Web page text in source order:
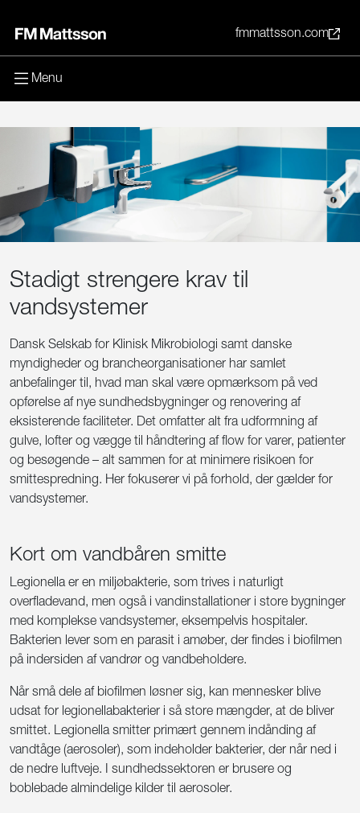
fmmattsson.com
Menu
Stadigt strengere krav til
vandsystemer
Dansk Selskab for Klinisk Mikrobiologi samt danske
myndigheder og brancheorganisationer har samlet
anbefalinger til, hvad man skal være opmærksom på ved
opførelse af nye sundhedsbygninger og renovering af
eksisterende faciliteter. Det omfatter alt fra udformning af
gulve, lofter og vægge til håndtering af flow for varer, patienter
og besøgende – alt sammen for at minimere risikoen for
smittespredning. Her fokuserer vi på forhold, der gælder for
vandsystemer.
Kort om vandbåren smitte
Legionella er en miljøbakterie, som trives i naturligt
overfladevand, men også i vandinstallationer i store bygninger
med komplekse vandsystemer, eksempelvis hospitaler.
Bakterien lever som en parasit i amøber, der findes i biofilmen
på indersiden af vandrør og vandbeholdere.
Når små dele af biofilmen løsner sig, kan mennesker blive
udsat for legionellabakterier i så store mængder, at de bliver
smittet. Legionella smitter primært gennem indånding af
vandtåge (aerosoler), som indeholder bakterier, der når ned i
de nedre luftveje. I sundhedssektoren er brusere og
boblebade almindelige kilder til aerosoler.